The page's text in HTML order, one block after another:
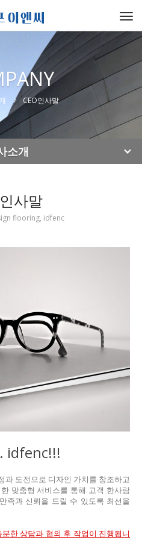
CEO인사말
소개
사말
flooring, idfenc
idfenc!!!
과 도전으로 디자인 가치를 창조하고
맞춤형 서비스를 통해 고객 한사람
족과 신뢰을 드릴 수 있도록 최선을
한 상담과 협의 후 작업이 진행됩니